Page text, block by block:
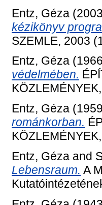
Entz, Géza
kézikönyv
SZEMLE, 2003
Entz, Géza
védelmében.
Entz, Géza
románkorban.
Entz, Géza and
Lebensraum. A